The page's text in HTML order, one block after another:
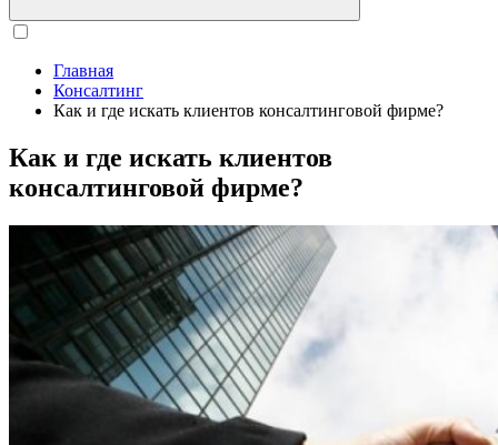
Главная
Консалтинг
Как и где искать клиентов консалтинговой фирме?
Как и где искать клиентов
консалтинговой фирме?